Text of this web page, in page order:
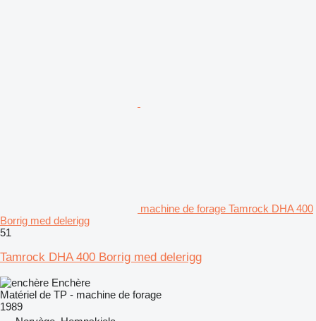
machine de forage Tamrock DHA 400
Borrig med delerigg
51
Tamrock DHA 400 Borrig med delerigg
Enchère
Matériel de TP - machine de forage
1989